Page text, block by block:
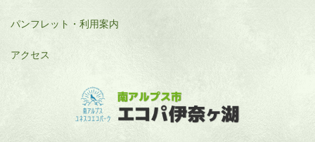
パンフレット・利用案内
アクセス